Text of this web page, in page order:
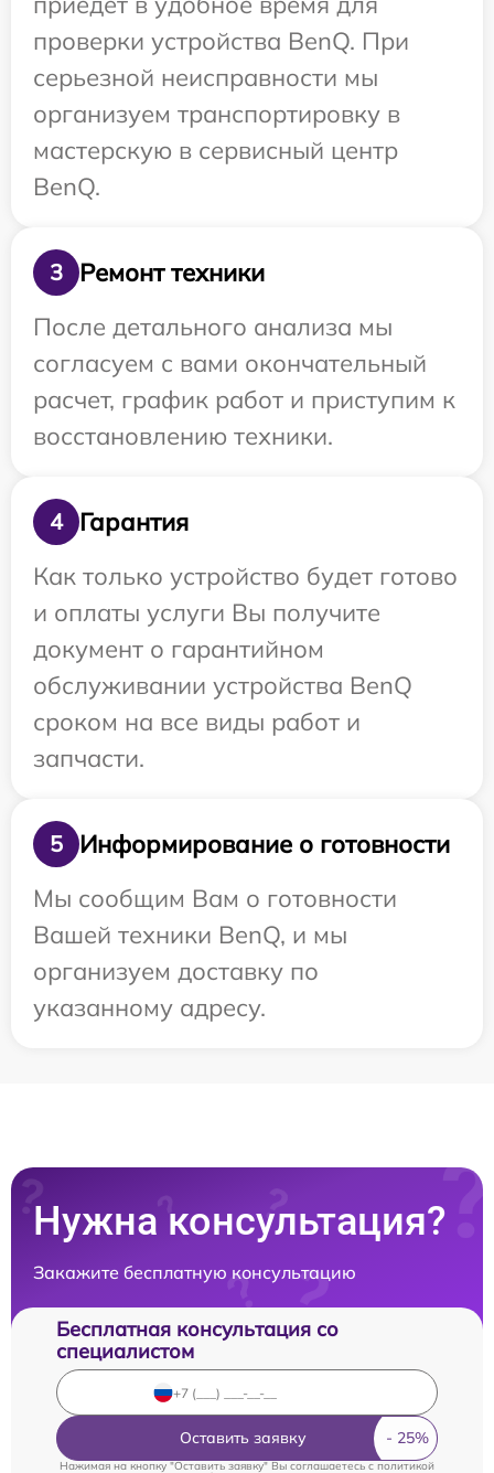
проверки устройства BenQ. При
серьезной неисправности мы
организуем транспортировку в
мастерскую в сервисный центр
BenQ.
3
Ремонт техники
После детального анализа мы
согласуем с вами окончательный
расчет, график работ и приступим к
восстановлению техники.
4
Гарантия
Как только устройство будет готово
и оплаты услуги Вы получите
документ о гарантийном
обслуживании устройства BenQ
сроком на все виды работ и
запчасти.
5
Информирование о готовности
Мы сообщим Вам о готовности
Вашей техники BenQ, и мы
организуем доставку по
указанному адресу.
Нужна консультация?
Закажите бесплатную консультацию
Бесплатная консультация со
специалистом
Оставить заявку
Нажимая на кнопку "Оставить заявку" Вы соглашаетесь cполитикой